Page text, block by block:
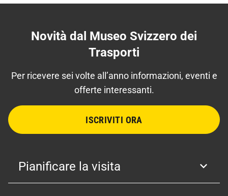
Novità dal Museo Svizzero dei
Trasporti
Per ricevere sei volte all’anno informazioni, eventi e
offerte interessanti.
ISCRIVITI ORA
Pianificare la visita